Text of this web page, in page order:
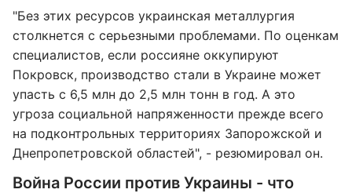
"Без этих ресурсов украинская металлургия
столкнется с серьезными проблемами. По оценкам
специалистов, если россияне оккупируют
Покровск, производство стали в Украине может
упасть с 6,5 млн до 2,5 млн тонн в год. А это
угроза социальной напряженности прежде всего
на подконтрольных территориях Запорожской и
Днепропетровской областей", - резюмировал он.
Война России против Украины - что